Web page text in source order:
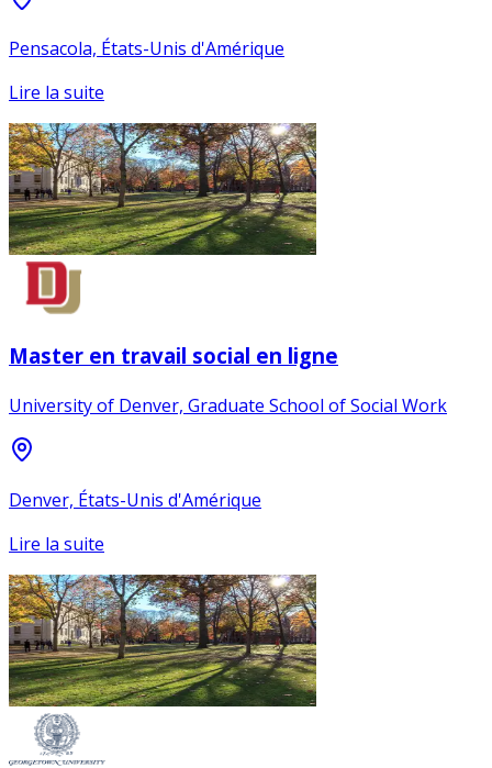
Pensacola, États-Unis d'Amérique
Lire la suite
Master en travail social en ligne
University of Denver, Graduate School of Social Work
Denver, États-Unis d'Amérique
Lire la suite